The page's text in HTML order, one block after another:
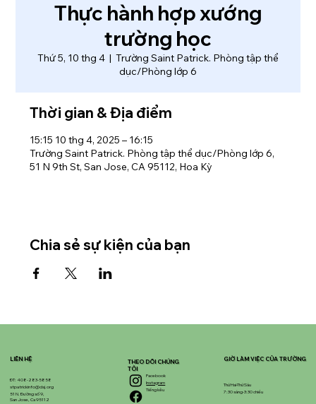
Thực hành hợp xướng
trường học
Thứ 5, 10 thg 4
  |
Trường Saint Patrick. Phòng tập thể
dục/Phòng lớp 6
Thời gian & Địa điểm
15:15 10 thg 4, 2025 – 16:15
Trường Saint Patrick. Phòng tập thể dục/Phòng lớp 6,
51 N 9th St, San Jose, CA 95112, Hoa Kỳ
Chia sẻ sự kiện của bạn
LIÊN HỆ
ĐT: 408-283-5858
stpatrickinfo@dsj.org
51 N. Đường số 9,
San Jose, Ca 95112
Facebook
Instagram
Tiếng kêu
THEO DÕI CHÚNG
TÔI
GIỜ LÀM VIỆC CỦA TRƯỜNG
Thứ Hai-Thứ Sáu
7:30 sáng-3:30 chiều